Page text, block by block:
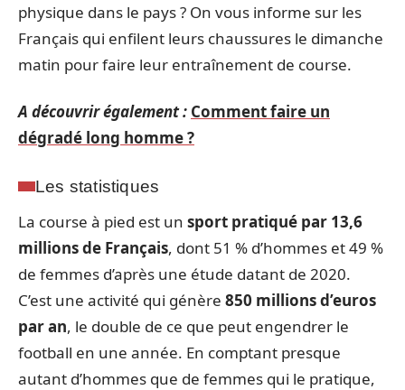
physique dans le pays ? On vous informe sur les
Français qui enfilent leurs chaussures le dimanche
matin pour faire leur entraînement de course.
A découvrir également : Comment faire un
dégradé long homme ?
Les statistiques
La course à pied est un sport pratiqué par 13,6
millions de Français, dont 51 % d’hommes et 49 %
de femmes d’après une étude datant de 2020.
C’est une activité qui génère 850 millions d’euros
par an, le double de ce que peut engendrer le
football en une année. En comptant presque
autant d’hommes que de femmes qui le pratique,